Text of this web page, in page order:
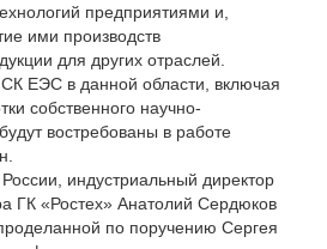
предприятиями и,
ими производств
для других отраслей.
ЕЭС в данной области, включая
собственного научно-
востребованы в работе
индустриальный директор
ГК «Ростех» Анатолий Сердюков
по поручению Сергея